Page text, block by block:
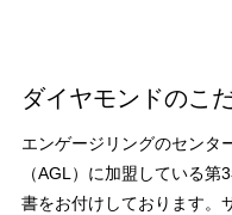
ダイヤモンドのこ
エンゲージリングのセンタ
（AGL）に加盟している
書をお付けしております。